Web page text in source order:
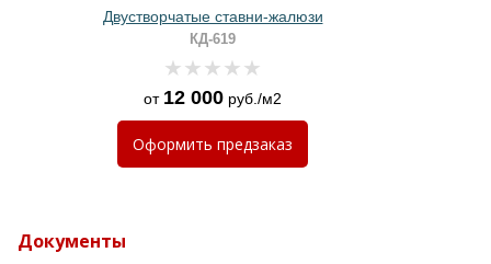
Двустворчатые ставни-жалюзи
КД-619
от 12 000 руб./м2
Оформить предзаказ
Документы